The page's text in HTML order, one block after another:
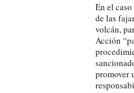
En el
de las
volcán,
Acción
promover